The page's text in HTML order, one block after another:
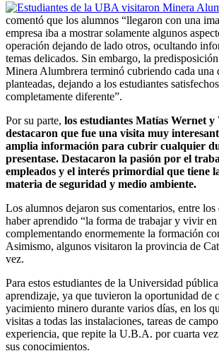
comentó que los alumnos “llegaron con una
empresa iba a mostrar solamente algunos
operación dejando de lado otros, ocultando
temas delicados. Sin embargo, la
Minera Alumbrera terminó cubriendo cada una
planteadas, dejando a los estudiantes
completamente diferente”.
Por su parte, los estudiantes Matías Wernet
destacaron que fue una visita muy
amplia información para cubrir cualquier
presentase. Destacaron la pasión por el
empleados y el interés primordial que tiene
materia de seguridad y medio ambiente.
Los alumnos dejaron sus comentarios, entre los
haber aprendido “la forma de trabajar y vivir en
complementando enormemente la formación
Asimismo, algunos visitaron la provincia de
vez.
Para estos estudiantes de la Universidad
aprendizaje, ya que tuvieron la oportunidad de
yacimiento minero durante varios días, en los
visitas a todas las instalaciones, tareas de
experiencia, que repite la U.B.A. por cuarta
sus conocimientos.